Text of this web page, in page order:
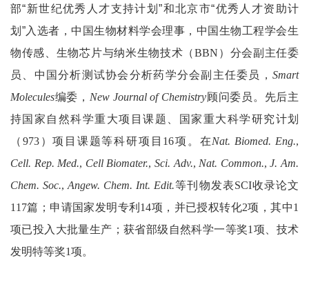
部“新世纪优秀人才支持计划”和北京市“优秀人才资助计
划”入选者，中国生物材料学会理事，中国生物工程学会生
物传感、生物芯片与纳米生物技术（BBN ）分会副主任委
员、中国分析测试协会分析药学分会副主任委员， Smart
Molecules编委， New Journal of Chemistry顾问委员。先后主
持国家自然科学重大项目课题、国家重大科学研究计划
（ 973）项目课题等科研项目 16项。在Nat. Biomed. Eng.,
Cell. Rep. Med., Cell Biomater.,Sci. Adv., Nat. Common.,J. Am.
Chem. Soc.,Angew. Chem. Int. Edit.等刊物发表SCI收录论文
117篇；申请国家发明专利 14项，并已授权转化2项，其中1
项已投入大批量生产；获省部级自然科学一等奖1 项、技术
发明特等奖1项。